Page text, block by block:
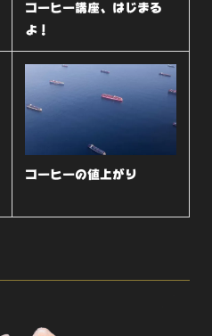
コーヒー講座、はじまる
よ！
コーヒーの値上がり